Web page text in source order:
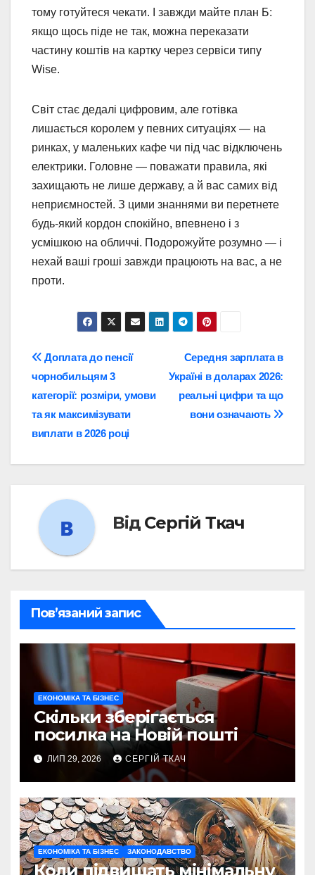
тому готуйтеся чекати. І завжди майте план Б:
якщо щось піде не так, можна переказати
частину коштів на картку через сервіси типу
Wise.
Світ стає дедалі цифровим, але готівка
лишається королем у певних ситуаціях — на
ринках, у маленьких кафе чи під час відключень
електрики. Головне — поважати правила, які
захищають не лише державу, а й вас самих від
неприємностей. З цими знаннями ви перетнете
будь-який кордон спокійно, впевнено і з
усмішкою на обличчі. Подорожуйте розумно — і
нехай ваші гроші завжди працюють на вас, а не
проти.
Навігація
записів
Середня зарплата в
Україні в доларах 2026:
реальні цифри та що
вони означають
Доплата до пенсії
чорнобильцям 3
категорії: розміри, умови
та як максимізувати
виплати в 2026 році
Від Сергій Ткач
Пов’язаний запис
ЕКОНОМІКА ТА БІЗНЕС
Скільки зберігається
посилка на Новій пошті
ЛИП 29, 2026 СЕРГІЙ ТКАЧ
ЕКОНОМІКА ТА БІЗНЕС ЗАКОНОДАВСТВО
Коли підвищать мінімальну